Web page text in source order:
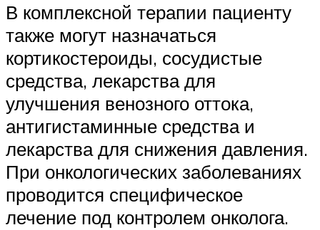
В комплексной терапии пациенту
также могут назначаться
кортикостероиды, сосудистые
средства, лекарства для
улучшения венозного оттока,
антигистаминные средства и
лекарства для снижения давления.
При онкологических заболеваниях
проводится специфическое
лечение под контролем онколога.